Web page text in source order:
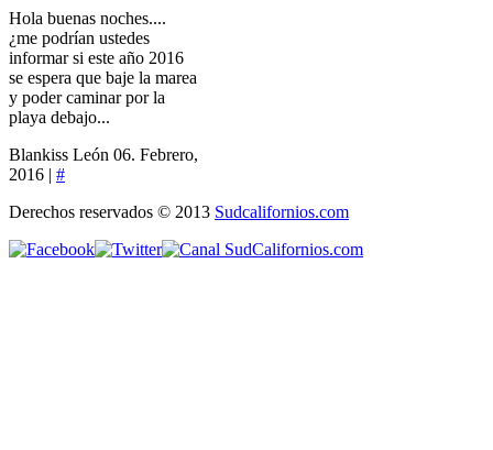
Hola buenas noches....
¿me podrían ustedes
informar si este año 2016
se espera que baje la marea
y poder caminar por la
playa debajo...
Blankiss León 06. Febrero,
2016 | #
Derechos reservados © 2013 Sudcalifornios.com